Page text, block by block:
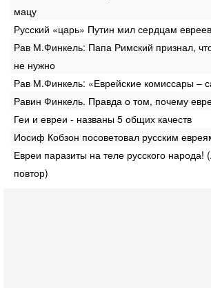
мацу
Русский «царь» Путин мил сердцам евреев
Рав М.Финкель: Папа Римский признал,
не нужно
Рав М.Финкель: «Еврейские комиссары –
Равин Финкель. Правда о том, почему
Геи и евреи - названы 5 общих качеств
Иосиф Кобзон посоветовал русским
Евреи паразиты на теле русского народа!
повтор)